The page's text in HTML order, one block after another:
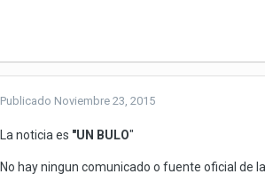
Publicado Noviembre 23, 2015
La noticia es "UN BULO"
No hay ningun comunicado o fuente oficial de